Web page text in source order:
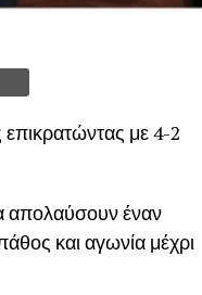
με 4-2
απολαύσουν έναν
και αγωνία μέχρι